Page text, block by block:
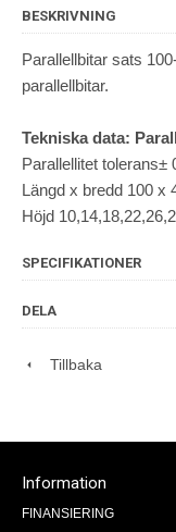
BESKRIVNING
Parallellbitar sats
parallellbitar.
Tekniska data:
Parallellitet tolerans±
Längd x bredd 100 x
Höjd
SPECIFIKATIONER
DELA
Tillbaka
Information
FINANSIERING